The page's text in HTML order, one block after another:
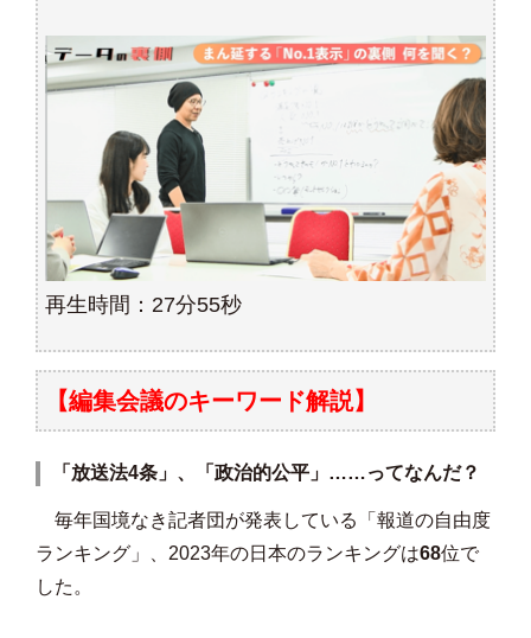
再生時間：27分55秒
【編集会議のキーワード解説】
「放送法4条」、「政治的公平」……ってなんだ？
毎年国境なき記者団が発表している「報道の自由度
ランキング」、2023年の日本のランキングは68位で
した。